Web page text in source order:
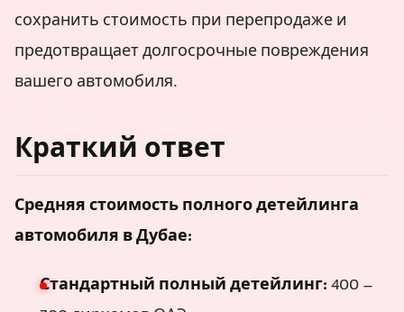
сохранить стоимость при перепродаже и
предотвращает долгосрочные повреждения
вашего автомобиля.
Краткий ответ
Средняя стоимость полного детейлинга
автомобиля в Дубае:
Стандартный полный детейлинг:400 –